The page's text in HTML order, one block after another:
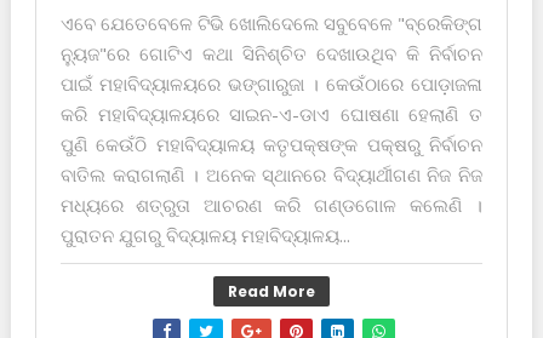
ଏବେ ଯେତେବେଳେ ଟିଭି ଖୋଲିଦେଲେ ସବୁବେଳେ "ବ୍ରେକିଙ୍ଗ
ନ୍ୟୁଜ"ରେ ଗୋଟିଏ କଥା ସିନିଶ୍ଚିତ ଦେଖାଉଥିବ କି ନିର୍ବାଚନ
ପାଇଁ ମହାବିଦ୍ୟାଳୟରେ ଭଙ୍ଗାରୁଜା । କେଉଁଠାରେ ପୋଡ଼ାଜଳା
କରି ମହାବିଦ୍ୟାଳୟରେ ସାଇନ-ଏ-ଡାଏ ଘୋଷଣା ହେଲାଣି ତ
ପୁଣି କେଉଁଠି ମହାବିଦ୍ୟାଳୟ କତୃପକ୍ଷଙ୍କ ପକ୍ଷରୁ ନିର୍ବାଚନ
ବାତିଲ କରାଗଲାଣି । ଅନେକ ସ୍ଥାନରେ ବିଦ୍ୟାର୍ଥୀଗଣ ନିଜ ନିଜ
ମଧ୍ୟରେ ଶତ୍ରୁତା ଆଚରଣ କରି ଗଣ୍ଡଗୋଳ କଲେଣି ।
ପୁରାତନ ଯୁଗରୁ ବିଦ୍ୟାଳୟ ମହାବିଦ୍ୟାଳୟ...
Read More